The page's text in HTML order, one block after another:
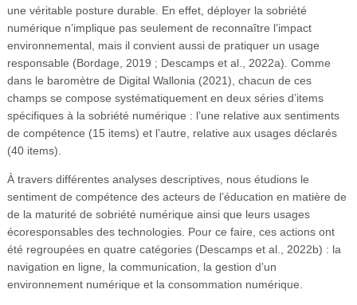
une véritable posture durable. En effet, déployer la sobriété
numérique n’implique pas seulement de reconnaître l’impact
environnemental, mais il convient aussi de pratiquer un usage
responsable (Bordage, 2019 ; Descamps et al., 2022a). Comme
dans le baromètre de Digital Wallonia (2021), chacun de ces
champs se compose systématiquement en deux séries d’items
spécifiques à la sobriété numérique : l’une relative aux sentiments
de compétence (15 items) et l’autre, relative aux usages déclarés
(40 items).
À travers différentes analyses descriptives, nous étudions le
sentiment de compétence des acteurs de l’éducation en matière de
de la maturité de sobriété numérique ainsi que leurs usages
écoresponsables des technologies. Pour ce faire, ces actions ont
été regroupées en quatre catégories (Descamps et al., 2022b) : la
navigation en ligne, la communication, la gestion d’un
environnement numérique et la consommation numérique.